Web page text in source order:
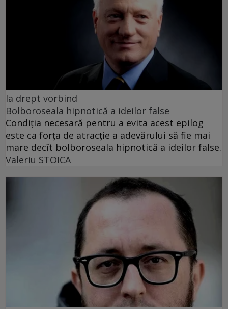
la drept vorbind
Bolboroseala hipnotică a ideilor false
Condiția necesară pentru a evita acest epilog
este ca forța de atracție a adevărului să fie mai
mare decît bolboroseala hipnotică a ideilor false.
Valeriu STOICA